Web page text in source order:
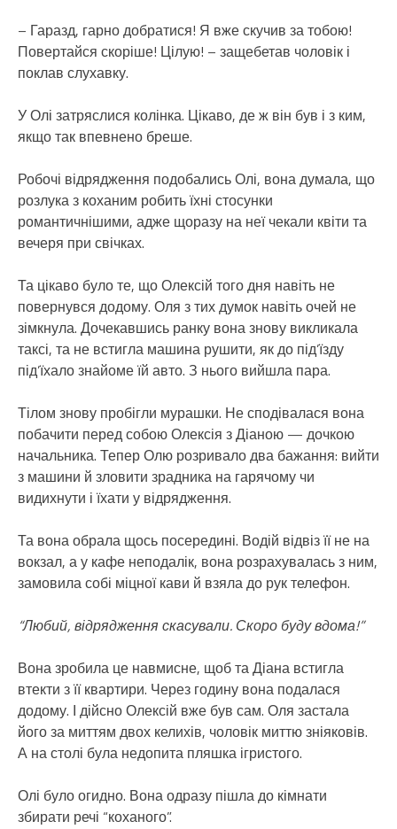
– Гаразд, гарно добратися! Я вже скучив за тобою!
Повертайся скоріше! Цілую! – защебетав чоловік і
поклав слухавку.
У Олі затряслися колінка. Цікаво, де ж він був і з ким,
якщо так впевнено бреше.
Робочі відрядження подобались Олі, вона думала, що
розлука з коханим робить їхні стосунки
романтичнішими, адже щоразу на неї чекали квіти та
вечеря при свічках.
Та цікаво було те, що Олексій того дня навіть не
повернувся додому. Оля з тих думок навіть очей не
зімкнула. Дочекавшись ранку вона знову викликала
таксі, та не встигла машина рушити, як до під’їзду
під’їхало знайоме їй авто. З нього вийшла пара.
Тілом знову пробігли мурашки. Не сподівалася вона
побачити перед собою Олексія з Діаною — дочкою
начальника. Тепер Олю розривало два бажання: вийти
з машини й зловити зрадника на гарячому чи
видихнути і їхати у відрядження.
Та вона обрала щось посередині. Водій відвіз її не на
вокзал, а у кафе неподалік, вона розрахувалась з ним,
замовила собі міцної кави й взяла до рук телефон.
“Любий, відрядження скасували. Скоро буду вдома!”
Вона зробила це навмисне, щоб та Діана встигла
втекти з її квартири. Через годину вона подалася
додому. І дійсно Олексій вже був сам. Оля застала
його за миттям двох келихів, чоловік миттю зніяковів.
А на столі була недопита пляшка ігристого.
Олі було огидно. Вона одразу пішла до кімнати
збирати речі “коханого”.